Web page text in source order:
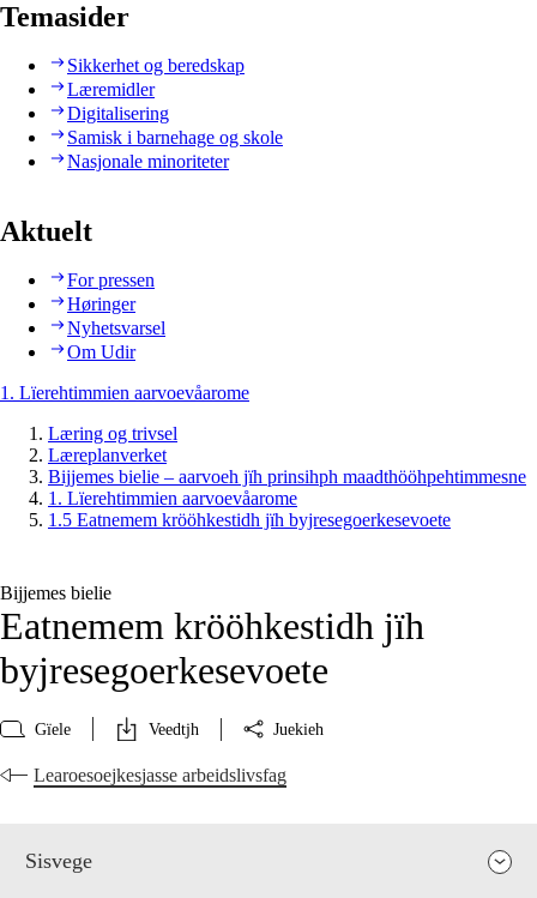
Temasider
Sikkerhet og beredskap
Læremidler
Digitalisering
Samisk i barnehage og skole
Nasjonale minoriteter
Aktuelt
For pressen
Høringer
Nyhetsvarsel
Om Udir
1. Lïerehtimmien aarvoevåarome
Læring og trivsel
Læreplanverket
Bijjemes bielie – aarvoeh jïh prinsihph maadthööhpehtimmesne
1. Lïerehtimmien aarvoevåarome
1.5 Eatnemem krööhkestidh jïh byjresegoerkesevoete
Bijjemes bielie
Eatnemem krööhkestidh jïh
byjresegoerkesevoete
Gïele Veedtjh Juekieh
Learoesoejkesjasse arbeidslivsfag
Sisvege